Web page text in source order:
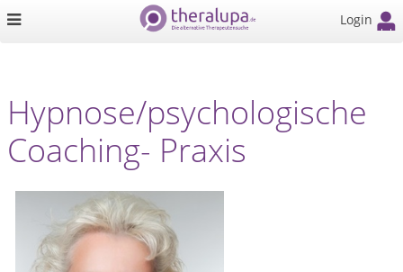
Login
Hypnose/psychologische
Coaching- Praxis